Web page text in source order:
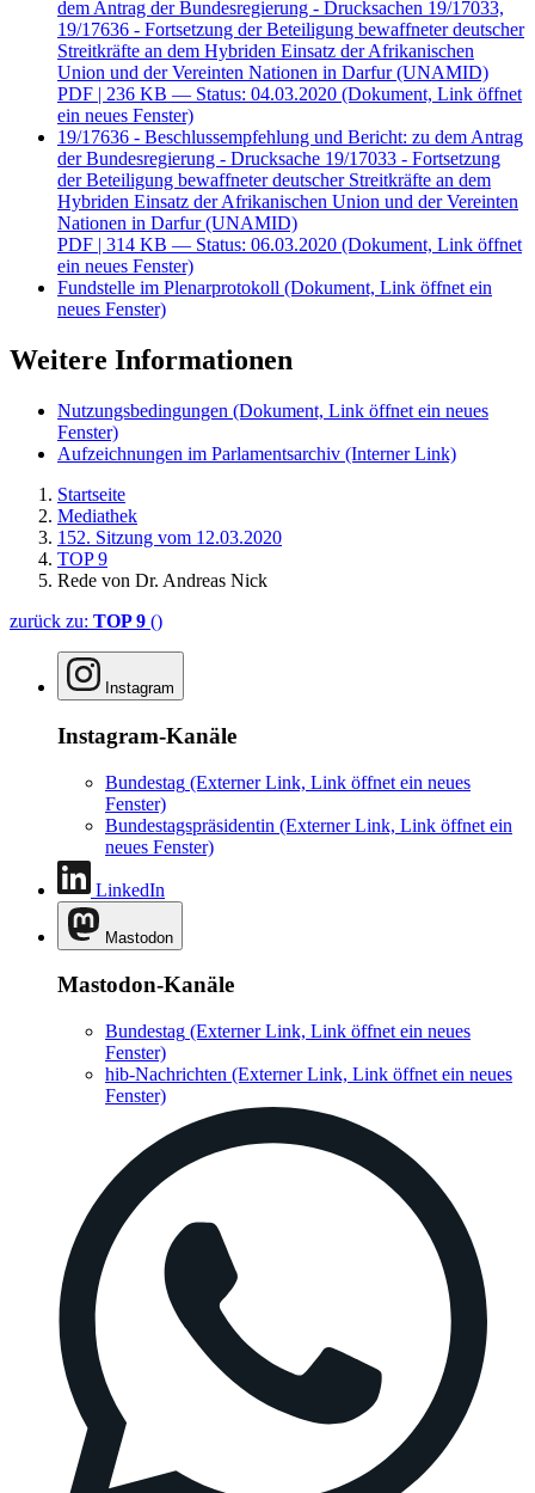
dem Antrag der Bundesregierung - Drucksachen 19/17033,
19/17636 - Fortsetzung der Beteiligung bewaffneter deutscher
Streitkräfte an dem Hybriden Einsatz der Afrikanischen
Union und der Vereinten Nationen in Darfur (UNAMID)
PDF | 236 KB — Status: 04.03.2020 (Dokument, Link öffnet
ein neues Fenster)
19/17636 - Beschlussempfehlung und Bericht: zu dem Antrag
der Bundesregierung - Drucksache 19/17033 - Fortsetzung
der Beteiligung bewaffneter deutscher Streitkräfte an dem
Hybriden Einsatz der Afrikanischen Union und der Vereinten
Nationen in Darfur (UNAMID)
PDF | 314 KB — Status: 06.03.2020 (Dokument, Link öffnet
ein neues Fenster)
Fundstelle im Plenarprotokoll (Dokument, Link öffnet ein
neues Fenster)
Weitere Informationen
Nutzungsbedingungen (Dokument, Link öffnet ein neues
Fenster)
Aufzeichnungen im Parlamentsarchiv (Interner Link)
Startseite
Mediathek
152. Sitzung vom 12.03.2020
TOP 9
Rede von Dr. Andreas Nick
zurück zu: TOP 9 ()
Instagram
Instagram-Kanäle
Bundestag (Externer Link, Link öffnet ein neues
Fenster)
Bundestagspräsidentin (Externer Link, Link öffnet ein
neues Fenster)
LinkedIn
Mastodon
Mastodon-Kanäle
Bundestag (Externer Link, Link öffnet ein neues
Fenster)
hib-Nachrichten (Externer Link, Link öffnet ein neues
Fenster)